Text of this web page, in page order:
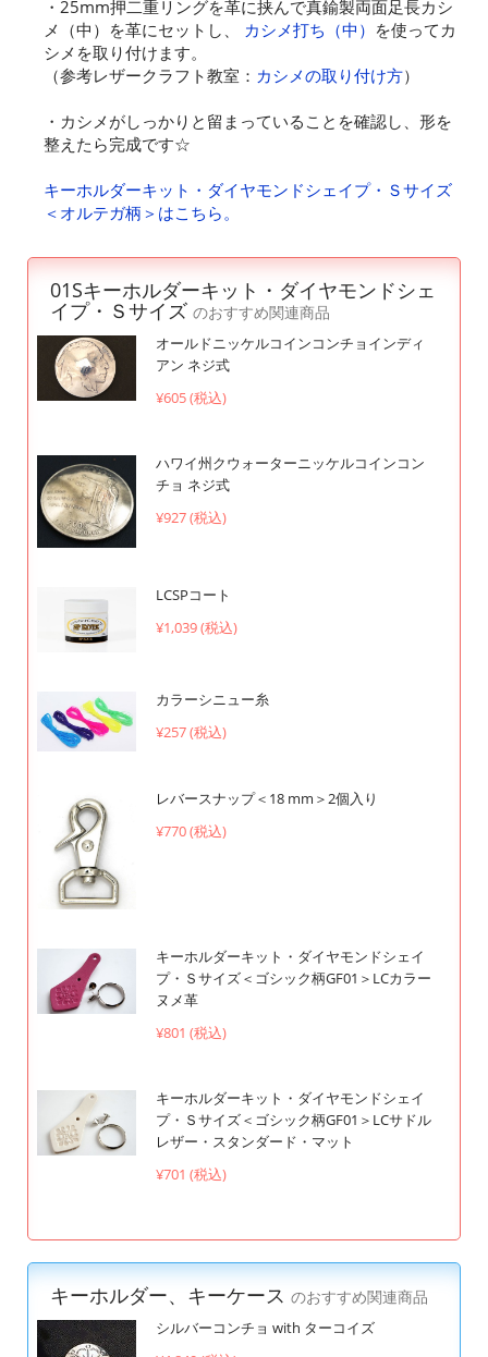
・25mm押二重リングを革に挟んで真鍮製両面足長カシ
メ（中）を革にセットし、 カシメ打ち（中） を使ってカ
シメを取り付けます。
（参考レザークラフト教室： カシメの取り付け方）
・カシメがしっかりと留まっていることを確認し、形を
整えたら完成です☆
キーホルダーキット・ダイヤモンドシェイプ・Ｓサイズ
＜オルテガ柄＞はこちら。
01Sキーホルダーキット・ダイヤモンドシェ
イプ・Ｓサイズ のおすすめ関連商品
オールドニッケルコインコンチョインディ
アン ネジ式
¥605 (税込)
ハワイ州クウォーターニッケルコインコン
チョ ネジ式
¥927 (税込)
LCSPコート
¥1,039 (税込)
カラーシニュー糸
¥257 (税込)
レバースナップ＜18 mm＞2個入り
¥770 (税込)
キーホルダーキット・ダイヤモンドシェイ
プ・Ｓサイズ＜ゴシック柄GF01＞LCカラー
ヌメ革
¥801 (税込)
キーホルダーキット・ダイヤモンドシェイ
プ・Ｓサイズ＜ゴシック柄GF01＞LCサドル
レザー・スタンダード・マット
¥701 (税込)
キーホルダー、キーケース のおすすめ関連商品
シルバーコンチョ with ターコイズ